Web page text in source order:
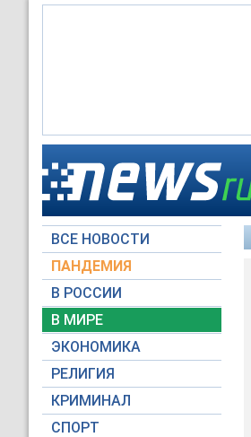
ВСЕ НОВОСТИ
ПАНДЕМИЯ
В РОССИИ
В МИРЕ
ЭКОНОМИКА
РЕЛИГИЯ
КРИМИНАЛ
СПОРТ